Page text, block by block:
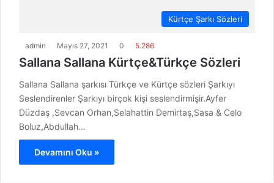
Kürtçe Şarkı Sözleri
admin Mayıs 27, 2021 0 5.286
Sallana Sallana Kürtçe&Türkçe Sözleri
Sallana Sallana şarkısı Türkçe ve Kürtçe sözleri Şarkıyı
Seslendirenler Şarkıyı birçok kişi seslendirmişir.Ayfer
Düzdaş ,Sevcan Orhan,Selahattin Demirtaş,Sasa & Celo
Boluz,Abdullah…
Devamını Oku »